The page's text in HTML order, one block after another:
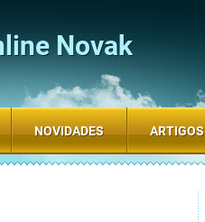
Novak
NOVIDADES ARTIGOS